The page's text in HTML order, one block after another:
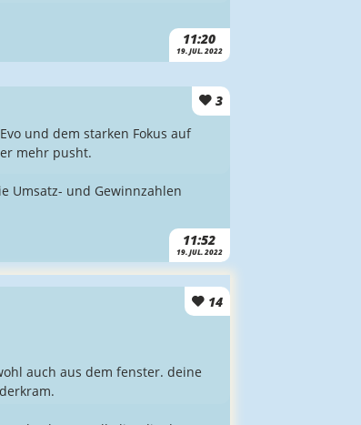
11:20
19. JUL. 2022
3
11:52
19. JUL. 2022
und dem starken Fokus auf
mehr pusht.
Umsatz- und Gewinnzahlen
14
auch aus dem fenster. deine